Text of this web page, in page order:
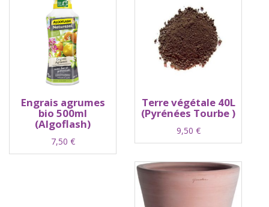
Engrais agrumes
bio 500ml
(Algoflash)
7,50 €
Terre végétale 40L
(Pyrénées Tourbe )
9,50 €